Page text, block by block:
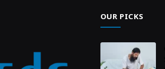
OUR PICKS